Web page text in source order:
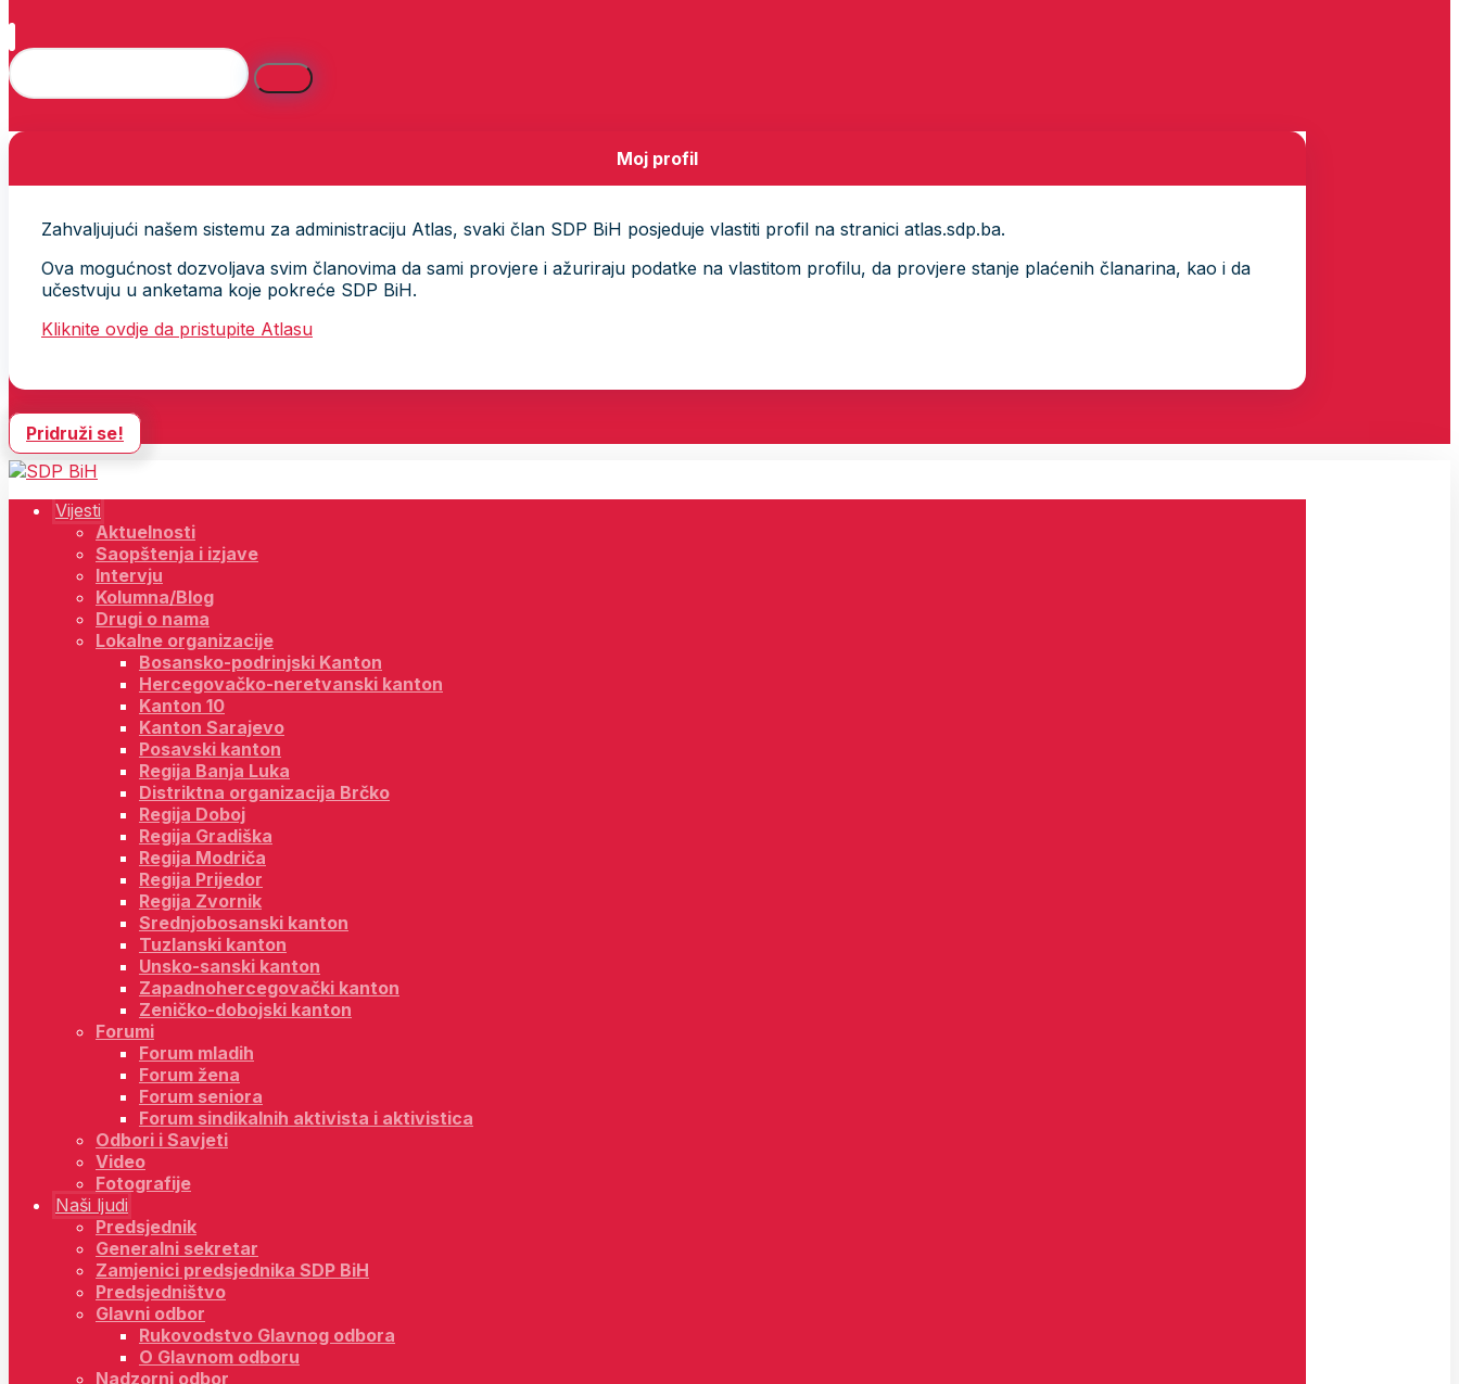
Moj profil
Zahvaljujući našem sistemu za administraciju Atlas, svaki član SDP BiH posjeduje vlastiti profil na stranici atlas.sdp.ba.
Ova mogućnost dozvoljava svim članovima da sami provjere i ažuriraju podatke na vlastitom profilu, da provjere stanje plaćenih članarina, kao i da
učestvuju u anketama koje pokreće SDP BiH.
Kliknite ovdje da pristupite Atlasu
Pridruži se!
Vijesti
Aktuelnosti
Saopštenja i izjave
Intervju
Kolumna/Blog
Drugi o nama
Lokalne organizacije
Bosansko-podrinjski Kanton
Hercegovačko-neretvanski kanton
Kanton 10
Kanton Sarajevo
Posavski kanton
Regija Banja Luka
Distriktna organizacija Brčko
Regija Doboj
Regija Gradiška
Regija Modriča
Regija Prijedor
Regija Zvornik
Srednjobosanski kanton
Tuzlanski kanton
Unsko-sanski kanton
Zapadnohercegovački kanton
Zeničko-dobojski kanton
Forumi
Forum mladih
Forum žena
Forum seniora
Forum sindikalnih aktivista i aktivistica
Odbori i Savjeti
Video
Fotografije
Naši ljudi
Predsjednik
Generalni sekretar
Zamjenici predsjednika SDP BiH
Predsjedništvo
Glavni odbor
Rukovodstvo Glavnog odbora
O Glavnom odboru
Nadzorni odbor